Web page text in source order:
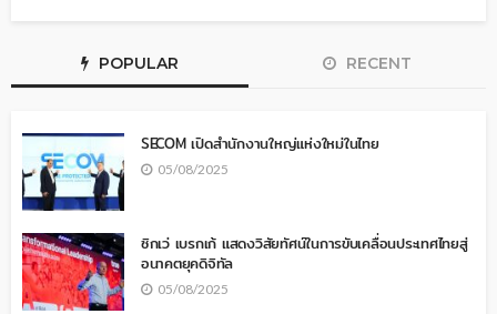
POPULAR RECENT
SECOM เปิดสำนักงานใหญ่แห่งใหม่ในไทย
05/08/2025
ซิกเว่ เบรกเก้ แสดงวิสัยทัศน์ในการขับเคลื่อนประเทศไทยสู่
อนาคตยุคดิจิทัล
05/08/2025